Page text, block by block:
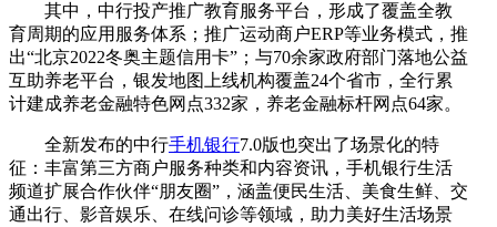
其中，中行投产推广教育服务平台，形成了覆盖全教
育周期的应用服务体系；推广运动商户ERP等业务模式，推
出“北京2022冬奥主题信用卡”；与70余家政府部门落地公益
互助养老平台，银发地图上线机构覆盖24个省市，全行累
计建成养老金融特色网点332家，养老金融标杆网点64家。
全新发布的中行手机银行7.0版也突出了场景化的特
征：丰富第三方商户服务种类和内容资讯，手机银行生活
频道扩展合作伙伴“朋友圈”，涵盖便民生活、美食生鲜、交
通出行、影音娱乐、在线问诊等领域，助力美好生活场景